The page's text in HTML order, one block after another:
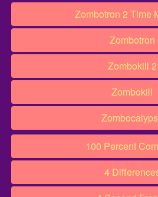
Zombotron 2 Time
Zombotron
Zombokill 2
Zombokill
100 Percent
4